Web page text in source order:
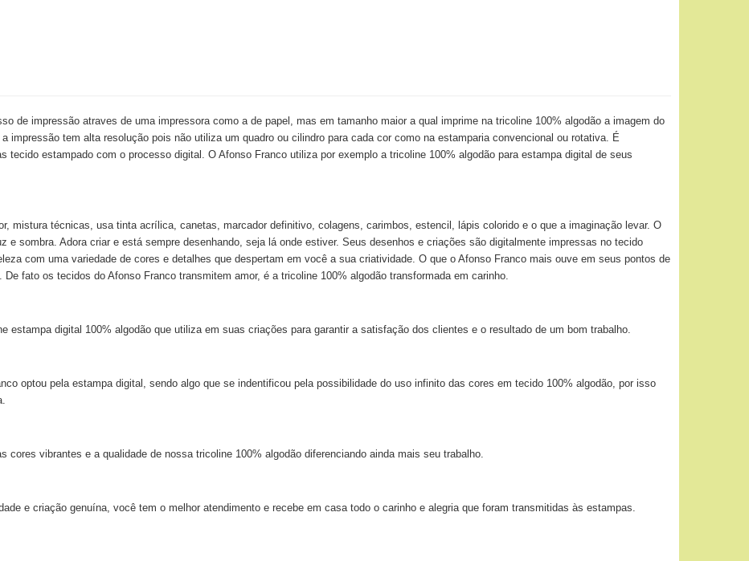
de impressão atraves de uma impressora como a de papel, mas em tamanho maior a qual imprime na tricoline 100% algodão a imagem do
impressão tem alta resolução pois não utiliza um quadro ou cilindro para cada cor como na estamparia convencional ou rotativa. É
tecido estampado com o processo digital. O Afonso Franco utiliza por exemplo a tricoline 100% algodão para estampa digital de seus
mistura técnicas, usa tinta acrílica, canetas, marcador definitivo, colagens, carimbos, estencil, lápis colorido e o que a imaginação levar. O
e sombra. Adora criar e está sempre desenhando, seja lá onde estiver. Seus desenhos e criações são digitalmente impressas no tecido
com uma variedade de cores e detalhes que despertam em você a sua criatividade. O que o Afonso Franco mais ouve em seus pontos de
fato os tecidos do Afonso Franco transmitem amor, é a tricoline 100% algodão transformada em carinho.
estampa digital 100% algodão que utiliza em suas criações para garantir a satisfação dos clientes e o resultado de um bom trabalho.
optou pela estampa digital, sendo algo que se indentificou pela possibilidade do uso infinito das cores em tecido 100% algodão, por isso
cores vibrantes e a qualidade de nossa tricoline 100% algodão diferenciando ainda mais seu trabalho.
e criação genuína, você tem o melhor atendimento e recebe em casa todo o carinho e alegria que foram transmitidas às estampas.